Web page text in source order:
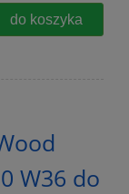
do koszyka
W36 do